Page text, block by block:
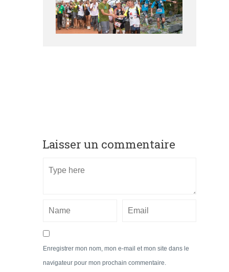
Laisser un commentaire
Enregistrer mon nom, mon e-mail et mon site dans le
navigateur pour mon prochain commentaire.